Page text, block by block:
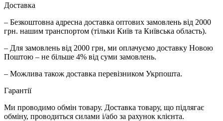
Доставка
– Безкоштовна адресна доставка оптових замовлень від 2000
грн. нашим транспортом (тільки Київ та Київська область).
– Для замовлень від 2000 грн, ми оплачуємо доставку Новою
Поштою – не більше 4% від суми замовлень.
– Можлива також доставка перевізником Укрпошта.
Гарантії
Ми проводимо обмін товару. Доставка товару, що підлягає
обміну, проводиться силами і/або за рахунок клієнта.